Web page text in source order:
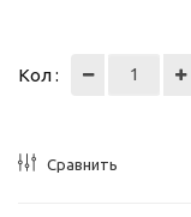
Кол :
Сравнить